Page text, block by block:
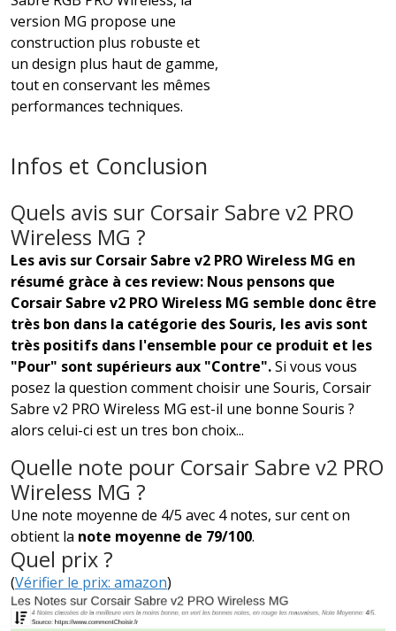
version MG propose une
construction plus robuste et
un design plus haut de gamme,
tout en conservant les mêmes
performances techniques.
Infos et Conclusion
Quels avis sur Corsair Sabre v2 PRO
Wireless MG ?
Les avis sur Corsair Sabre v2 PRO Wireless MG en
résumé gràce à ces review: Nous pensons que
Corsair Sabre v2 PRO Wireless MG semble donc être
très bon dans la catégorie des Souris, les avis sont
très positifs dans l'ensemble pour ce produit et les
"Pour" sont supérieurs aux "Contre".Si vous vous
posez la question comment choisir une Souris, Corsair
Sabre v2 PRO Wireless MG est-il une bonne Souris ?
alors celui-ci est un tres bon choix...
Quelle note pour Corsair Sabre v2 PRO
Wireless MG ?
Une note moyenne de 4/5 avec 4 notes, sur cent on
obtient la note moyenne de 79/100.
Quel prix ?
(Vérifier le prix: amazon)